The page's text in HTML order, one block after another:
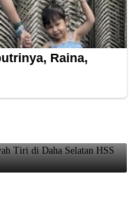
Ayah Tiri di Daha